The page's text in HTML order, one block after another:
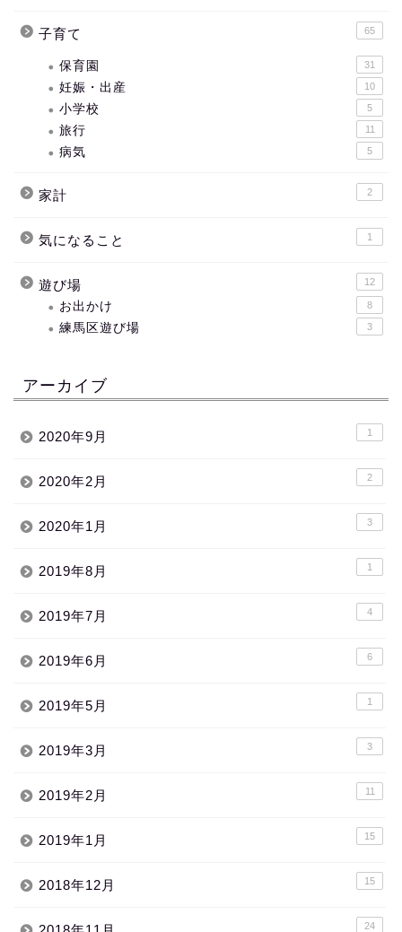
子育て 65
保育園 31
妊娠・出産 10
小学校 5
旅行 11
病気 5
家計 2
気になること 1
遊び場 12
お出かけ 8
練馬区遊び場 3
アーカイブ
2020年9月 1
2020年2月 2
2020年1月 3
2019年8月 1
2019年7月 4
2019年6月 6
2019年5月 1
2019年3月 3
2019年2月 11
2019年1月 15
2018年12月 15
24